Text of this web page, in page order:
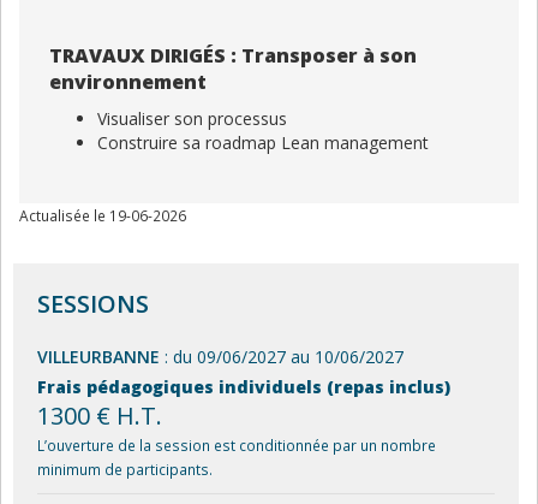
TRAVAUX DIRIGÉS : Transposer à son
environnement
Visualiser son processus
Construire sa roadmap Lean management
Actualisée le 19-06-2026
SESSIONS
VILLEURBANNE : du 09/06/2027 au 10/06/2027
Frais pédagogiques individuels (repas inclus)
1300 € H.T.
L’ouverture de la session est conditionnée par un nombre
minimum de participants.